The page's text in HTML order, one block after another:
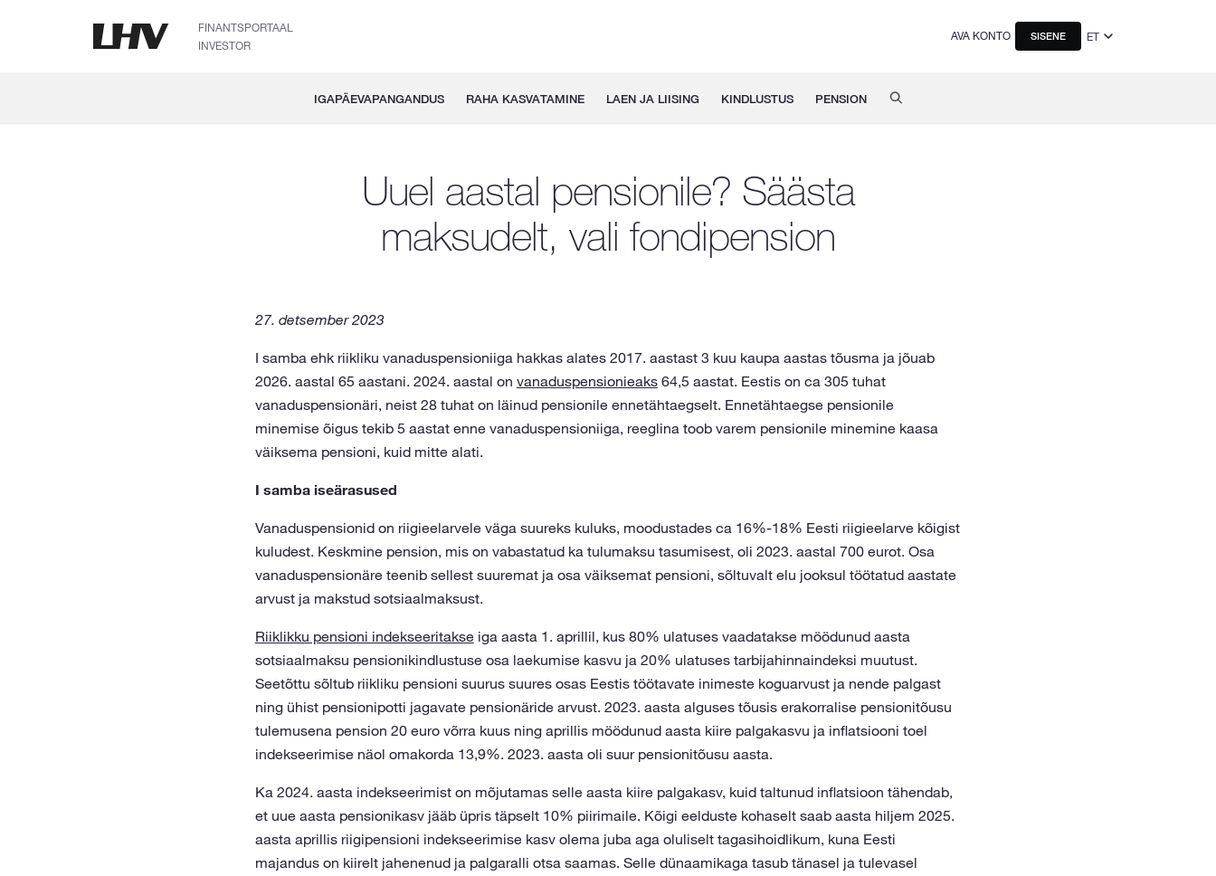
FINANTSPORTAAL
INVESTOR
AVA KONTO SISENE ET
IGAPÄEVAPANGANDUS RAHA KASVATAMINE LAEN JA LIISING KINDLUSTUS PENSION
Uuel aastal pensionile? Säästa
maksudelt, vali fondipension
27. detsember 2023
I samba ehk riikliku vanaduspensioniiga hakkas alates 2017. aastast 3 kuu kaupa aastas tõusma ja jõuab
2026. aastal 65 aastani. 2024. aastal on vanaduspensionieaks64,5 aastat. Eestis on ca 305 tuhat
vanaduspensionäri, neist 28 tuhat on läinud pensionile ennetähtaegselt. Ennetähtaegse pensionile
minemise õigus tekib 5 aastat enne vanaduspensioniiga, reeglina toob varem pensionile minemine kaasa
väiksema pensioni, kuid mitte alati.
I samba iseärasused
Vanaduspensionid on riigieelarvele väga suureks kuluks, moodustades ca 16%-18% Eesti riigieelarve kõigist
kuludest. Keskmine pension, mis on vabastatud ka tulumaksu tasumisest, oli 2023. aastal 700 eurot. Osa
vanaduspensionäre teenib sellest suuremat ja osa väiksemat pensioni, sõltuvalt elu jooksul töötatud aastate
arvust ja makstud sotsiaalmaksust.
Riiklikku pensioni indekseeritakseiga aasta 1. aprillil, kus 80% ulatuses vaadatakse möödunud aasta
sotsiaalmaksu pensionikindlustuse osa laekumise kasvu ja 20% ulatuses tarbijahinnaindeksi muutust.
Seetõttu sõltub riikliku pensioni suurus suures osas Eestis töötavate inimeste koguarvust ja nende palgast
ning ühist pensionipotti jagavate pensionäride arvust. 2023. aasta alguses tõusis erakorralise pensionitõusu
tulemusena pension 20 euro võrra kuus ning aprillis möödunud aasta kiire palgakasvu ja inflatsiooni toel
indekseerimise näol omakorda 13,9%. 2023. aasta oli suur pensionitõusu aasta.
Ka 2024. aasta indekseerimist on mõjutamas selle aasta kiire palgakasv, kuid taltunud inflatsioon tähendab,
et uue aasta pensionikasv jääb üpris täpselt 10% piirimaile. Kõigi eelduste kohaselt saab aasta hiljem 2025.
aasta aprillis riigipensioni indekseerimise kasv olema juba aga oluliselt tagasihoidlikum, kuna Eesti
majandus on kiirelt jahenenud ja palgaralli otsa saamas. Selle dünaamikaga tasub tänasel ja tulevasel